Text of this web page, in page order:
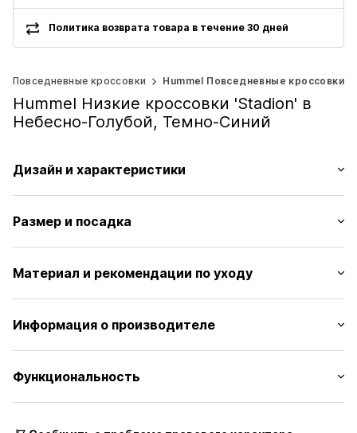
Политика возврата товара в течение 30 дней
Повседневные кроссовки Hummel Повседневные кроссовки
Hummel Низкие кроссовки 'Stadion' в
Небесно-Голубой, Темно-Синий
Дизайн и характеристики
Круглый носок
Комбинация материалов
Застежка на шнурках
Артикул
Размер и посадка
Посадка обуви: Стандартный
Материал и рекомендации по уходу
Верх: Текстиль, Синтетика
Страна происхождения: Китай
Информация о производителе
Im Winkel 1-3
DE
Функциональность